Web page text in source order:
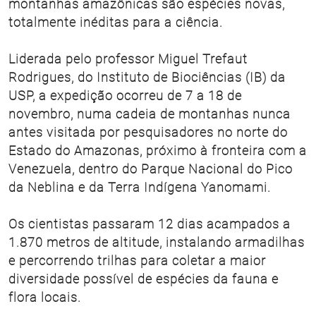
montanhas amazônicas são espécies novas,
totalmente inéditas para a ciência.
Liderada pelo professor Miguel Trefaut
Rodrigues, do Instituto de Biociências (IB) da
USP, a expedição ocorreu de 7 a 18 de
novembro, numa cadeia de montanhas nunca
antes visitada por pesquisadores no norte do
Estado do Amazonas, próximo à fronteira com a
Venezuela, dentro do Parque Nacional do Pico
da Neblina e da Terra Indígena Yanomami.
Os cientistas passaram 12 dias acampados a
1.870 metros de altitude, instalando armadilhas
e percorrendo trilhas para coletar a maior
diversidade possível de espécies da fauna e
flora locais.